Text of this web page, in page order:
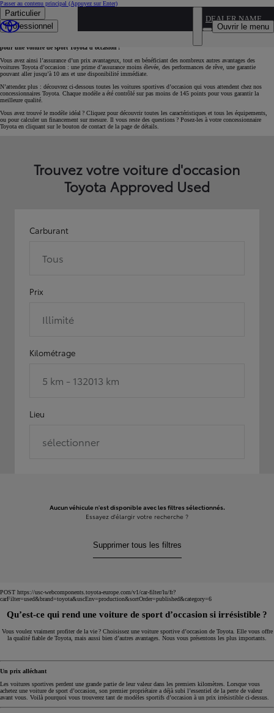
Passer au contenu principal (Appuyez sur Enter)
Particulier
Professionnel
DEALER NAME
Ouvrir le menu
Sportive d’occasion ? Faites confiance à Toyota !
pour une voiture de sport Toyota d’occasion !
Vous avez ainsi l’assurance d’un prix avantageux, tout en bénéficiant des nombreux autres avantages des
voitures Toyota d’occasion : une prime d’assurance moins élevée, des performances de rêve, une garantie
pouvant aller jusqu’à 10 ans et une disponibilité immédiate.
N’attendez plus : découvrez ci-dessous toutes les voitures sportives d’occasion qui vous attendent chez nos
concessionnaires Toyota. Chaque modèle a été contrôlé sur pas moins de 145 points pour vous garantir la
meilleure qualité.
Vous avez trouvé le modèle idéal ? Cliquez pour découvrir toutes les caractéristiques et tous les équipements,
ou pour calculer un financement sur mesure. Il vous reste des questions ? Posez-les à votre concessionnaire
Toyota en cliquant sur le bouton de contact de la page de détails.
Trouvez votre voiture d'occasion
Toyota Approved Used
Carburant
Tous
Prix
Illimité
Kilométrage
5 km - 132013 km
Lieu
sélectionner
Aucun véhicule n'est disponible avec les filtres sélectionnés.
Essayez d'élargir votre recherche ?
Supprimer tous les filtres
POST https://usc-webcomponents.toyota-europe.com/v1/car-filter/lu/fr?
carFilter=used&brand=toyota&uscEnv=production&sortOrder=published&category=6
Qu’est-ce qui rend une voiture de sport d’occasion si irrésistible ?
Vous voulez vraiment profiter de la vie ? Choisissez une voiture sportive d’occasion de Toyota. Elle vous offre
la qualité fiable de Toyota, mais aussi bien d’autres avantages. Nous vous présentons les plus importants.
Un prix alléchant
Les voitures sportives perdent une grande partie de leur valeur dans les premiers kilomètres. Lorsque vous
achetez une voiture de sport d’occasion, son premier propriétaire a déjà subi l’essentiel de la perte de valeur
avant vous. Voilà pourquoi vous trouverez tant de modèles sportifs d’occasion à un prix irrésistible ci-dessus.